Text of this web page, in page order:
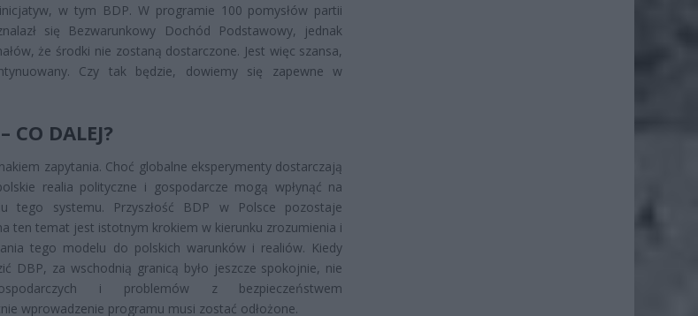
w tym BDP. W programie 100 pomysłów partii
się Bezwarunkowy Dochód Podstawowy, jednak
że środki nie zostaną dostarczone. Jest więc szansa,
Czy tak będzie, dowiemy się zapewne w
CO DALEJ?
zapytania. Choć globalne eksperymenty dostarczają
realia polityczne i gospodarcze mogą wpłynąć na
tego systemu. Przyszłość BDP w Polsce pozostaje
ten temat jest istotnym krokiem w kierunku zrozumienia i
tego modelu do polskich warunków i realiów. Kiedy
DBP, za wschodnią granicą było jeszcze spokojnie, nie
i problemów z bezpieczeństwem
wprowadzenie programu musi zostać odłożone.